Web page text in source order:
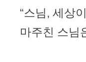
“스님, 세상
마주친 스님